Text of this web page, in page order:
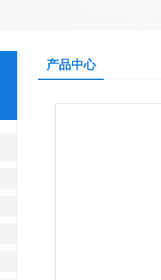
产品中心